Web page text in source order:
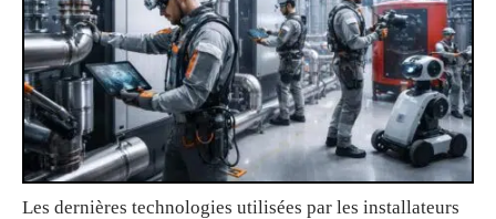
Les dernières technologies utilisées par les installateurs